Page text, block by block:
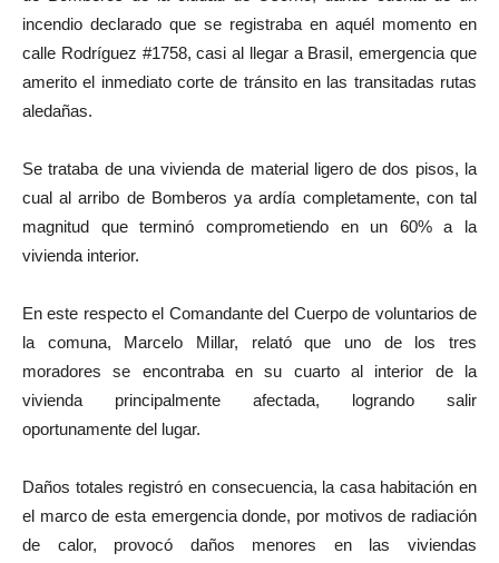
incendio declarado que se registraba en aquél momento en
calle Rodríguez #1758, casi al llegar a Brasil, emergencia que
amerito el inmediato corte de tránsito en las transitadas rutas
aledañas.
Se trataba de una vivienda de material ligero de dos pisos, la
cual al arribo de Bomberos ya ardía completamente, con tal
magnitud que terminó comprometiendo en un 60% a la
vivienda interior.
En este respecto el Comandante del Cuerpo de voluntarios de
la comuna, Marcelo Millar, relató que uno de los tres
moradores se encontraba en su cuarto al interior de la
vivienda principalmente afectada, logrando salir
oportunamente del lugar.
Daños totales registró en consecuencia, la casa habitación en
el marco de esta emergencia donde, por motivos de radiación
de calor, provocó daños menores en las viviendas